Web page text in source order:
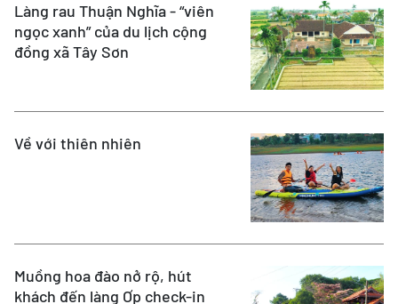
Làng rau Thuận Nghĩa - “viên
ngọc xanh” của du lịch cộng
đồng xã Tây Sơn
Về với thiên nhiên
Muồng hoa đào nở rộ, hút
khách đến làng Ơp check-in